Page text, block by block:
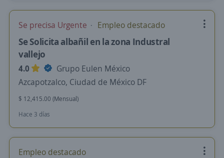
Se precisa Urgente Empleo destacado
Se Solicita albañil en la zona Industral
vallejo
4.0
Grupo Eulen México
Azcapotzalco, Ciudad de México DF
$ 12,415.00 (Mensual)
Hace 3 días
Empleo destacado